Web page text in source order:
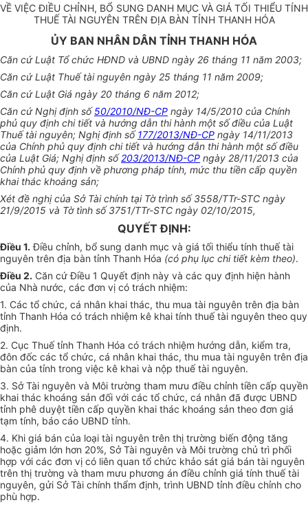
VỀ VIỆC ĐIỀU CHỈNH, BỔ SUNG DANH MỤC VÀ GIÁ TỐI THIỂU TÍNH
THUẾ TÀI NGUYÊN TRÊN ĐỊA BÀN TỈNH THANH HÓA
ỦY BAN NHÂN DÂN TỈNH THANH HÓA
Căn cứ Luật Tổ chức HĐND và UBND ngày 26 tháng 11 năm 2003;
Căn cứ Luật Thuế tài nguyên ngày 25 tháng 11 năm 2009;
Căn cứ Luật Giá ngày 20 tháng 6 năm 2012;
Căn cứ Nghị định số50/2010/NĐ-CP ngày 14/5/2010 của Chính
phủ quy định chi tiết và hướng dẫn thi hành một số điều của Luật
Thuế tài nguyên; Nghị định số177/2013/NĐ-CP ngày 14/11/2013
của Chính phủ quy định chi tiết và hướng dẫn thi hành một số điều
của Luật Giá; Nghị định số203/2013/NĐ-CP ngày 28/11/2013 của
Chính phủ quy định về phương pháp tính, mức thu tiền cấp quyền
khai thác khoáng sản;
Xét đề nghị của Sở Tài chính tại Tờ trình số 3558/TTr-STC ngày
21/9/2015 và Tờ tình số 3751/TTr-STC ngày 02/10/2015,
QUYẾT ĐỊNH:
Điều 1. Điều chỉnh, bổ sung danh mục và giá tối thiểu tính thuế tài
nguyên trên địa bàn tỉnh Thanh Hóa (có phụ lục chi tiết kèm theo).
Điều 2. Căn cứ Điều 1 Quyết định này và các quy định hiện hành
của Nhà nước, các đơn vị có trách nhiệm:
1. Các tổ chức, cá nhân khai thác, thu mua tài nguyên trên địa bàn
tỉnh Thanh Hóa có trách nhiệm kê khai tính thuế tài nguyên theo quy
định.
2. Cục Thuế tỉnh Thanh Hóa có trách nhiệm hướng dẫn, kiểm tra,
đôn đốc các tổ chức, cá nhân khai thác, thu mua tài nguyên trên địa
bàn của tỉnh trong việc kê khai và nộp thuế tài nguyên.
3. Sở Tài nguyên và Môi trường tham mưu điều chỉnh tiền cấp quyền
khai thác khoáng sản đối với các tổ chức, cá nhân đã được UBND
tỉnh phê duyệt tiền cấp quyền khai thác khoáng sản theo đơn giá
tạm tính, báo cáo UBND tỉnh.
4. Khi giá bán của loại tài nguyên trên thị trường biến động tăng
hoặc giảm lớn hơn 20%, Sở Tài nguyên và Môi trường chủ trì phối
hợp với các đơn vị có liên quan tổ chức khảo sát giá bán tài nguyên
trên thị trường và tham mưu phương án điều chỉnh giá tính thuế tài
nguyên, gửi Sở Tài chính thẩm định, trình UBND tỉnh điều chỉnh cho
phù hợp.